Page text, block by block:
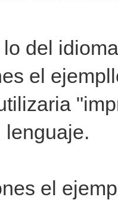
del
el
lenguaje.
el